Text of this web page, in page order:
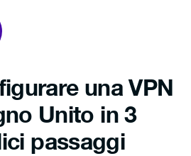
una VPN
Unito in 3
passaggi